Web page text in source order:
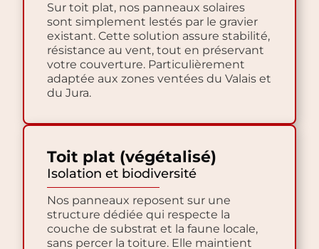
Sur toit plat, nos panneaux solaires
sont simplement lestés par le gravier
existant. Cette solution assure stabilité,
résistance au vent, tout en préservant
votre couverture. Particulièrement
adaptée aux zones ventées du Valais et
du Jura.
Toit plat (végétalisé)
Isolation et biodiversité
Nos panneaux reposent sur une
structure dédiée qui respecte la
couche de substrat et la faune locale,
sans percer la toiture. Elle maintient